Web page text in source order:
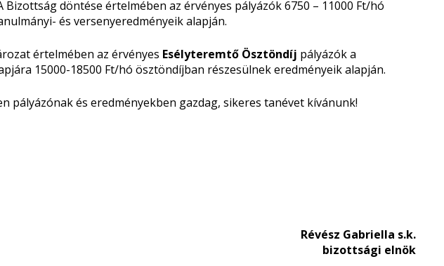
Bizottság döntése értelmében az érvényes pályázók 6750 – 11000 Ft/hó
és versenyeredményeik alapján.
értelmében az érvényes Esélyteremtő Ösztöndíj pályázók a
15000-18500 Ft/hó ösztöndíjban részesülnek eredményeik alapján.
pályázónak és eredményekben gazdag, sikeres tanévet kívánunk!
Révész Gabriella s.k.
bizottsági elnök